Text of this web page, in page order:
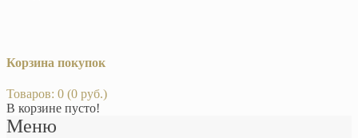
Корзина покупок
Товаров: 0 (0 руб.)
В корзине пусто!
Меню